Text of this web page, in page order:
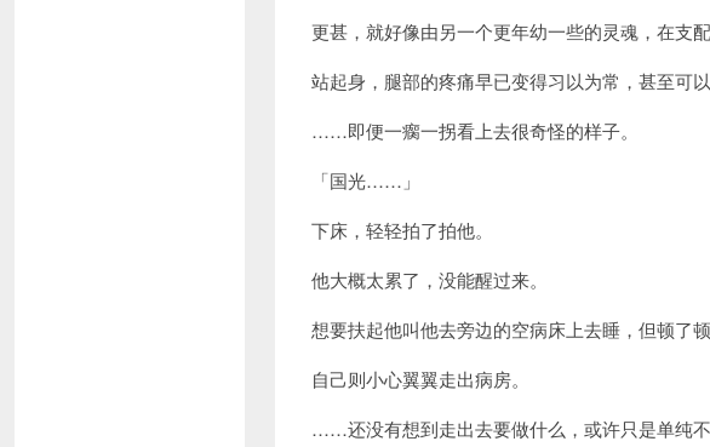
更甚，就好像由另一个更年幼一些的灵魂，在支
站起身，腿部的疼痛早已变得习以为常，甚至可
……即便一瘸一拐看上去很奇怪的样子。
「国光……」
下床，轻轻拍了拍他。
他大概太累了，没能醒过来。
想要扶起他叫他去旁边的空病床上去睡，但顿了
自己则小心翼翼走出病房。
……还没有想到走出去要做什么，或许只是单纯不